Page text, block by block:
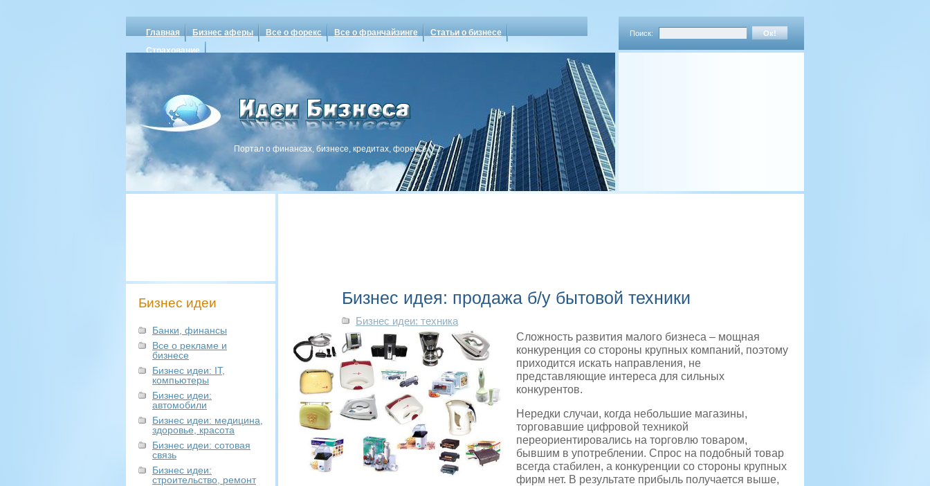
Главная Бизнес аферы Все о форекс Все о франчайзинге
Статьи о бизнесе
Страхование
Поиск:
Портал о финансах, бизнесе, кредитах, форексе
Бизнес идеи
Банки, финансы
Все о рекламе и
бизнесе
Бизнес идеи: IT,
компьютеры
Бизнес идеи:
автомобили
Бизнес идеи: медицина,
здоровье, красота
Бизнес идеи: сотовая
связь
Бизнес идеи:
строительство, ремонт
Бизнес идея: продажа б/у бытовой техники
Бизнес идеи: техника
Сложность развития малого бизнеса – мощная
конкуренция со стороны крупных компаний, поэтому
приходится искать направления, не
представляющие интереса для сильных
конкурентов.
Нередки случаи, когда небольшие магазины,
торговавшие цифровой техникой
переориентировались на торговлю товаром,
бывшим в употреблении. Спрос на подобный товар
всегда стабилен, а конкуренции со стороны крупных
фирм нет. В результате прибыль получается выше,